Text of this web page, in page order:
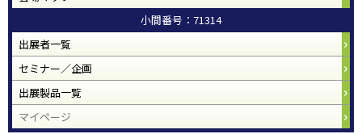
小間番号：71314
出展者一覧
セミナー／企画
出展製品一覧
マイページ